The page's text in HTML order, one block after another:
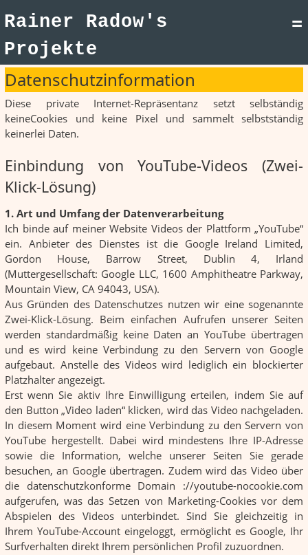
Rainer Radow's
Projekte
=
Daten­schutz­information
Diese private Internet-Repräsentanz setzt selbständig
keineCookies und keine Pixel und sammelt selbstständig
keinerlei Daten.
Einbindung von YouTube-Videos (Zwei-
Klick-Lösung)
1. Art und Umfang der Datenverarbeitung
Ich binde auf meiner Website Videos der Plattform „YouTube“
ein. Anbieter des Dienstes ist die Google Ireland Limited,
Gordon House, Barrow Street, Dublin 4, Irland
(Muttergesellschaft: Google LLC, 1600 Amphitheatre Parkway,
Mountain View, CA 94043, USA).
Aus Gründen des Datenschutzes nutzen wir eine sogenannte
Zwei-Klick-Lösung. Beim einfachen Aufrufen unserer Seiten
werden standardmäßig keine Daten an YouTube übertragen
und es wird keine Verbindung zu den Servern von Google
aufgebaut. Anstelle des Videos wird lediglich ein blockierter
Platzhalter angezeigt.
Erst wenn Sie aktiv Ihre Einwilligung erteilen, indem Sie auf
den Button „Video laden“ klicken, wird das Video nachgeladen.
In diesem Moment wird eine Verbindung zu den Servern von
YouTube hergestellt. Dabei wird mindestens Ihre IP-Adresse
sowie die Information, welche unserer Seiten Sie gerade
besuchen, an Google übertragen. Zudem wird das Video über
die datenschutzkonforme Domain ://youtube-nocookie.com
aufgerufen, was das Setzen von Marketing-Cookies vor dem
Abspielen des Videos unterbindet. Sind Sie gleichzeitig in
Ihrem YouTube-Account eingeloggt, ermöglicht es Google, Ihr
Surfverhalten direkt Ihrem persönlichen Profil zuzuordnen.